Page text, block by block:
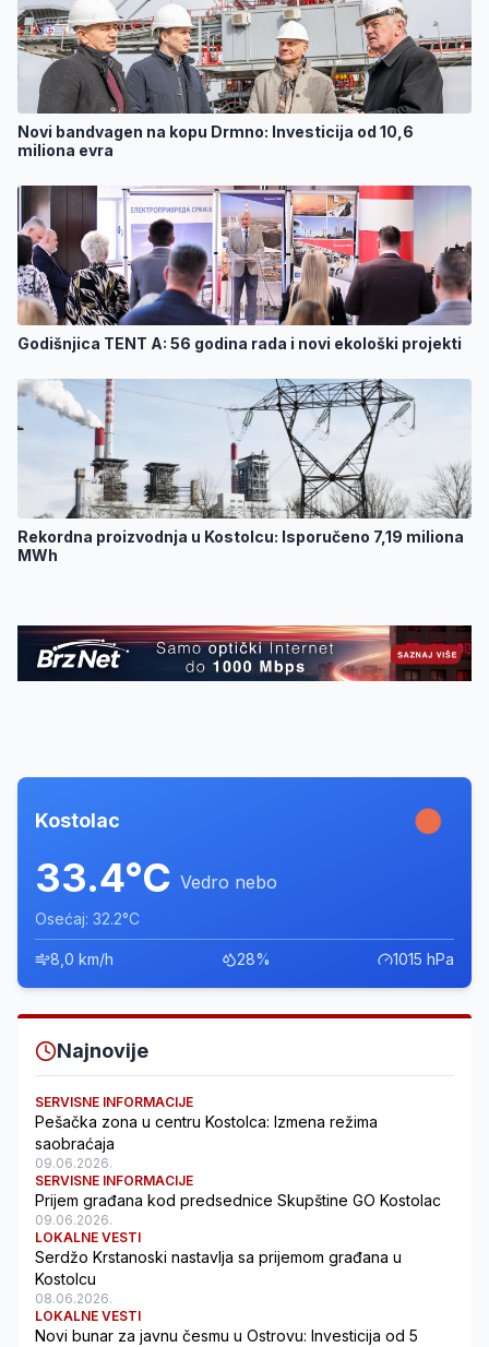
Novi bandvagen na kopu Drmno: Investicija od 10,6
miliona evra
Godišnjica TENT A: 56 godina rada i novi ekološki projekti
Rekordna proizvodnja u Kostolcu: Isporučeno 7,19 miliona
MWh
Kostolac
33.4°C Vedro nebo
Osećaj: 32.2°C
8,0 km/h 28% 1015 hPa
Najnovije
SERVISNE INFORMACIJE
Pešačka zona u centru Kostolca: Izmena režima
saobraćaja
09.06.2026.
SERVISNE INFORMACIJE
Prijem građana kod predsednice Skupštine GO Kostolac
09.06.2026.
LOKALNE VESTI
Serdžo Krstanoski nastavlja sa prijemom građana u
Kostolcu
08.06.2026.
LOKALNE VESTI
Novi bunar za javnu česmu u Ostrovu: Investicija od 5